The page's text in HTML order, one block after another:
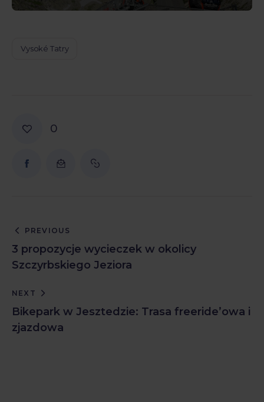
Vysoké Tatry
0
PREVIOUS
3 propozycje wycieczek w okolicy
Szczyrbskiego Jeziora
NEXT
Bikepark w Jesztedzie: Trasa freeride’owa i
zjazdowa